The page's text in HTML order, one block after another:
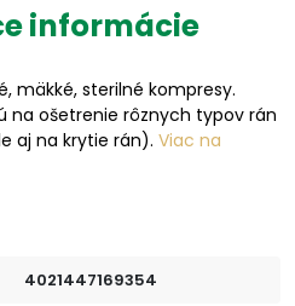
informácie
mäkké, sterilné kompresy.
na ošetrenie rôznych typov rán
aj na krytie rán). Viac na
4021447169354